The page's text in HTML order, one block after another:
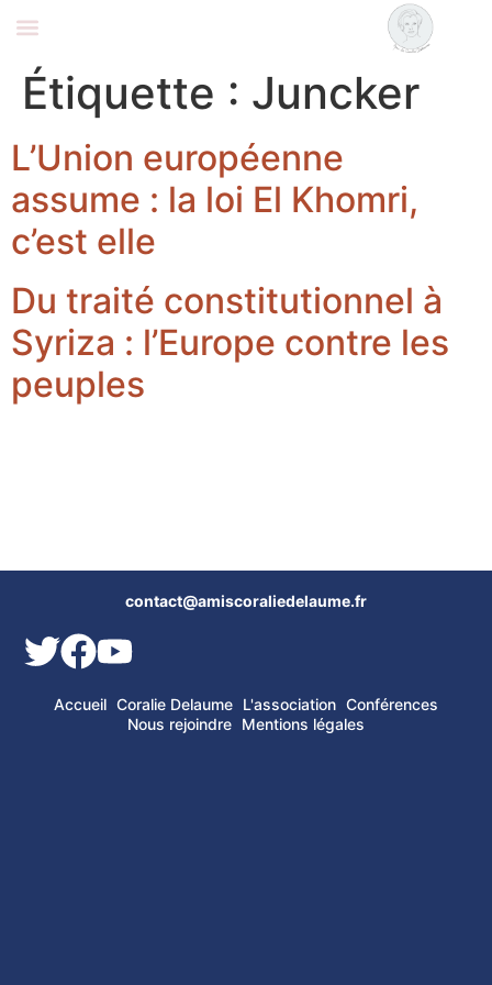
Étiquette : Juncker
L’Union européenne
assume : la loi El Khomri,
c’est elle
Du traité constitutionnel à
Syriza : l’Europe contre les
peuples
contact@amiscoraliedelaume.fr
Accueil Coralie Delaume L'association Conférences
Nous rejoindre Mentions légales